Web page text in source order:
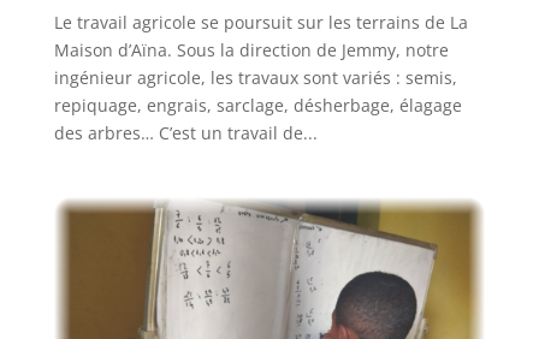
Le travail agricole se poursuit sur les terrains de La
Maison d’Aïna. Sous la direction de Jemmy, notre
ingénieur agricole, les travaux sont variés : semis,
repiquage, engrais, sarclage, désherbage, élagage
des arbres… C’est un travail de...